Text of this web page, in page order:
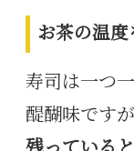
お茶の温
寿司は一つ
醍醐味ですが